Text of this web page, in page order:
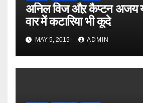
अनिल विज औऱ कैप्टन अजय
वार में कटारिया भी कूदे
MAY 5, 2015 ADMIN